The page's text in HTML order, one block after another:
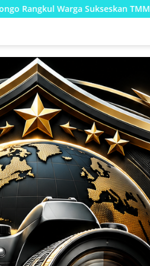
TMMD 129 Bojonegoro